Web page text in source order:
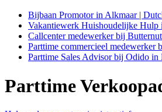
Bijbaan Promotor in Alkmaar |
Vakantiewerk Huishoudelijke Hulp
Callcenter medewerker bij
Parttime commercieel medewerker
Parttime Sales Advisor bij Odido in
Parttime